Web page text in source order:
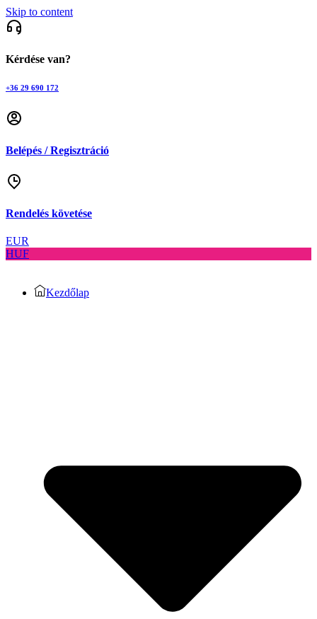
Skip to content
Kérdése van?
+36 29 690 172
Belépés / Regisztráció
Rendelés követése
EUR
HUF
Kezdőlap